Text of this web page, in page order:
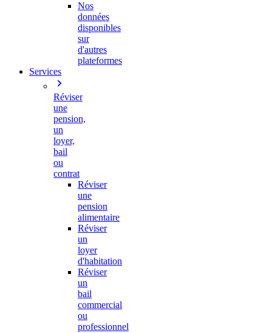
Nos
données
disponibles
sur
d'autres
plateformes
Services
Réviser
une
pension,
un
loyer,
bail
ou
contrat
Réviser
une
pension
alimentaire
Réviser
un
loyer
d'habitation
Réviser
un
bail
commercial
ou
professionnel